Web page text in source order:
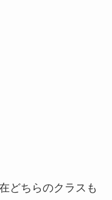
どちらのクラスも